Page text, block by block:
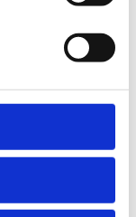
kan
og fravær af